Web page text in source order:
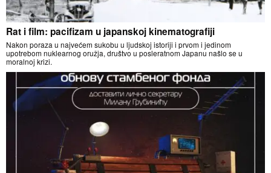
Rat i film: pacifizam u japanskoj kinematografiji
Nakon poraza u najvećem sukobu u ljudskoj istoriji i prvom i jedinom
upotrebom nuklearnog oružja, društvo u posleratnom Japanu našlo se u
moralnoj krizi.